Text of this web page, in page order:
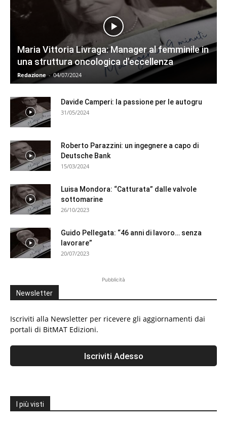
Maria Vittoria Livraga: Manager al femminile in
una struttura oncologica d’eccellenza
Redazione - 04/07/2024
Davide Camperi: la passione per le autogru
31/05/2024
Roberto Parazzini: un ingegnere a capo di
Deutsche Bank
15/03/2024
Luisa Mondora: “Catturata” dalle valvole
sottomarine
26/10/2023
Guido Pellegata: “46 anni di lavoro… senza
lavorare”
20/07/2023
Pubblicità
Newsletter
Iscriviti alla Newsletter per ricevere gli aggiornamenti dai
portali di BitMAT Edizioni.
I più visti